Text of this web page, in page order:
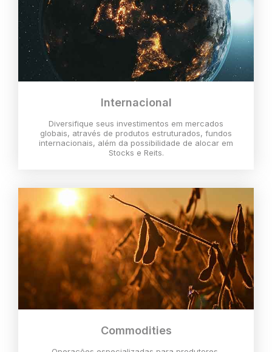
Internacional
Diversifique seus investimentos em mercados
globais, através de produtos estruturados, fundos
internacionais, além da possibilidade de alocar em
Stocks e Reits.
Commodities